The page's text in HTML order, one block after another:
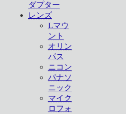
ダプター
レンズ
Lマウ
ント
オリン
パス
ニコン
パナソ
ニック
マイク
ロフォ